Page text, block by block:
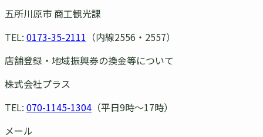
五所川原市 商工観光課
TEL: 0173-35-2111 （内線2556・2557）
店舗登録・地域振興券の換金等について
株式会社プラス
TEL: 070-1145-1304 （平日9時〜17時）
メール